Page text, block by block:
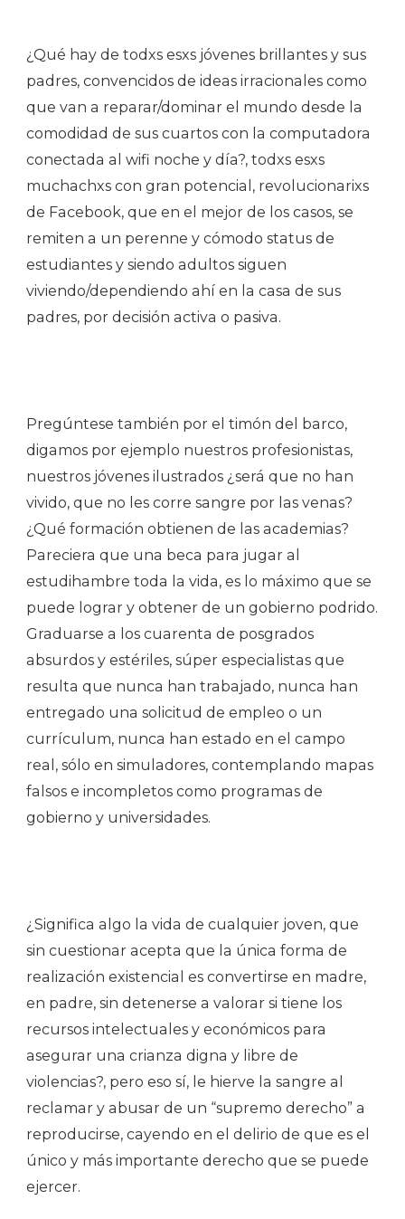
¿Qué hay de todxs esxs jóvenes brillantes y sus
padres, convencidos de ideas irracionales como
que van a reparar/dominar el mundo desde la
comodidad de sus cuartos con la computadora
conectada al wifi noche y día?, todxs esxs
muchachxs con gran potencial, revolucionarixs
de Facebook, que en el mejor de los casos, se
remiten a un perenne y cómodo status de
estudiantes y siendo adultos siguen
viviendo/dependiendo ahí en la casa de sus
padres, por decisión activa o pasiva.
Pregúntese también por el timón del barco,
digamos por ejemplo nuestros profesionistas,
nuestros jóvenes ilustrados ¿será que no han
vivido, que no les corre sangre por las venas?
¿Qué formación obtienen de las academias?
Pareciera que una beca para jugar al
estudihambre toda la vida, es lo máximo que se
puede lograr y obtener de un gobierno podrido.
Graduarse a los cuarenta de posgrados
absurdos y estériles, súper especialistas que
resulta que nunca han trabajado, nunca han
entregado una solicitud de empleo o un
currículum, nunca han estado en el campo
real, sólo en simuladores, contemplando mapas
falsos e incompletos como programas de
gobierno y universidades.
¿Significa algo la vida de cualquier joven, que
sin cuestionar acepta que la única forma de
realización existencial es convertirse en madre,
en padre, sin detenerse a valorar si tiene los
recursos intelectuales y económicos para
asegurar una crianza digna y libre de
violencias?, pero eso sí, le hierve la sangre al
reclamar y abusar de un “supremo derecho” a
reproducirse, cayendo en el delirio de que es el
único y más importante derecho que se puede
ejercer.